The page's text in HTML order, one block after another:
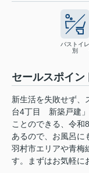
バストイレ
別
セールスポイン
新生活を失敗せず、
台4丁目 新築戸建」
ことのできる、令和
あるので、お風呂に
羽村市エリアや青梅
す。まずはお気軽に